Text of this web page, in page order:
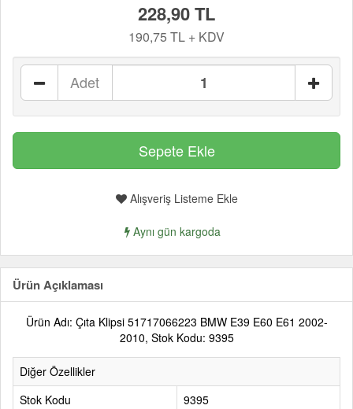
228,90 TL
190,75 TL + KDV
Adet
Alışveriş Listeme Ekle
Aynı gün kargoda
Ürün Açıklaması
Ürün Adı: Çıta Klipsi 51717066223 BMW E39 E60 E61 2002-
2010, Stok Kodu: 9395
Diğer Özellikler
Stok Kodu
9395